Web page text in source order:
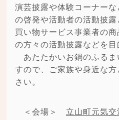
演芸披露や体験コーナー
の啓発や活動者の活動披
買い物サービス事業者の
の方々の活動披露などを目
あたたかいお鍋のふるま
すので、ご家族や身近な
さい。
＜会場＞ 立山町元気